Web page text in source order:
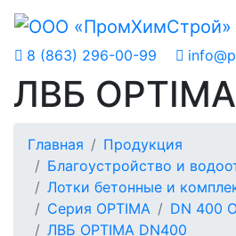
8 (863) 296-00-99
ЛВБ
Главная
Продукция
Благоустройство и
Лотки бетонные и
Серия OPTIMA
DN 400
ЛВБ OPTIMA DN400